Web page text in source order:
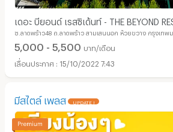
เดอะ บียอนด์ เรสซิเด้นท์ - THE BEYOND
ซ.ลาดพร้าว48 ถ.ลาดพร้าว สามเสนนอก ห้วยขวาง กรุงเทพ
5,000 - 5,500 บาท/เดือน
15/10/2022 7:43
มีสไตล์ เพลส UPDATE !